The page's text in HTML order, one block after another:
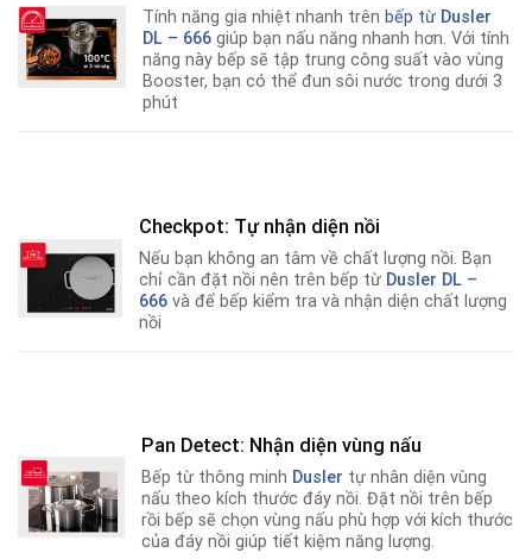
Tính năng gia nhiệt nhanh trên bếp từ Dusler
DL – 666 giúp bạn nấu năng nhanh hơn. Với tính
năng này bếp sẽ tập trung công suất vào vùng
Booster, bạn có thể đun sôi nước trong dưới 3
phút
Checkpot: Tự nhận diện nồi
Nếu bạn không an tâm về chất lượng nồi. Bạn
chỉ cần đặt nồi nên trên bếp từ Dusler DL –
666 và để bếp kiểm tra và nhận diện chất lượng
nồi
Pan Detect: Nhận diện vùng nấu
Bếp từ thông minh Dusler tự nhân diện vùng
nấu theo kích thước đáy nồi. Đặt nồi trên bếp
rồi bếp sẽ chọn vùng nấu phù hợp với kích thước
của đáy nồi giúp tiết kiệm năng lượng.